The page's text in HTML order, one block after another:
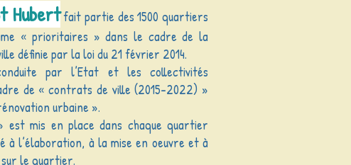
Hubertfait partie des 1500 quartiers
« prioritaires » dans le cadre de la
définie par la loi du 21 février 2014.
par l’Etat et les collectivités
de « contrats de ville (2015-2022) »
urbaine ».
est mis en place dans chaque quartier
à l’élaboration, à la mise en oeuvre et à
le quartier.